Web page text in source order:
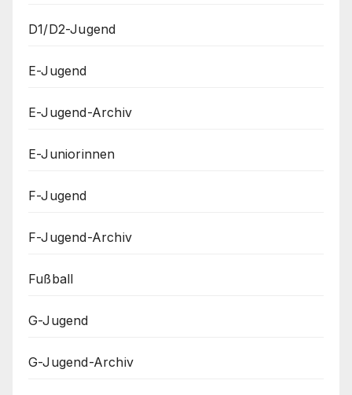
D1/D2-Jugend
E-Jugend
E-Jugend-Archiv
E-Juniorinnen
F-Jugend
F-Jugend-Archiv
Fußball
G-Jugend
G-Jugend-Archiv